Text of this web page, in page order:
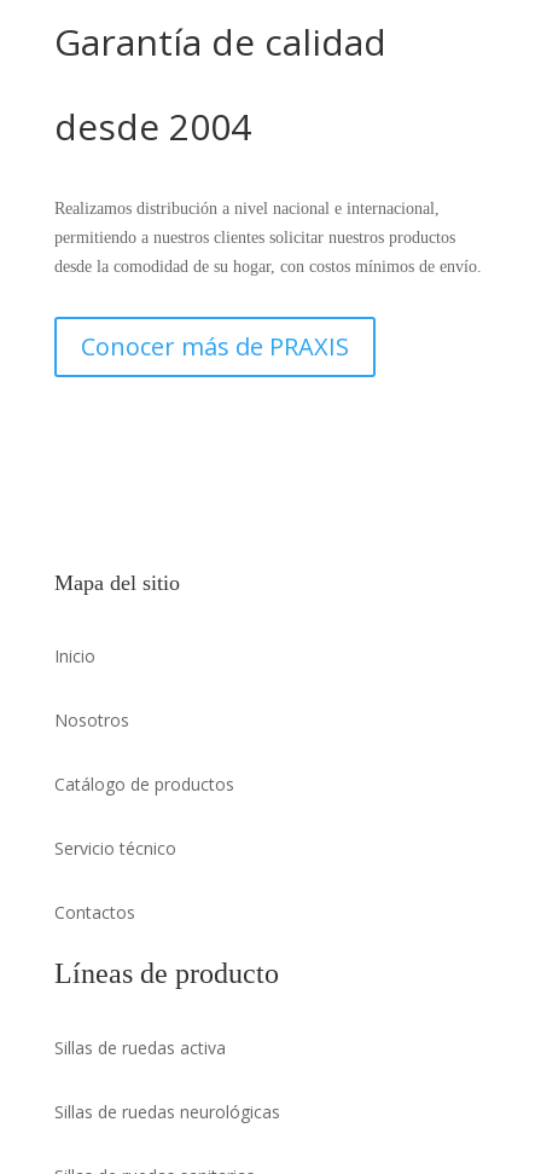
Garantía de calidad
desde 2004
Realizamos distribución a nivel nacional e internacional,
permitiendo a nuestros clientes solicitar nuestros productos
desde la comodidad de su hogar, con costos mínimos de envío.
Conocer más de PRAXIS
Mapa del sitio
Inicio
Nosotros
Catálogo de productos
Servicio técnico
Contactos
Líneas de producto
Sillas de ruedas activa
Sillas de ruedas neurológicas